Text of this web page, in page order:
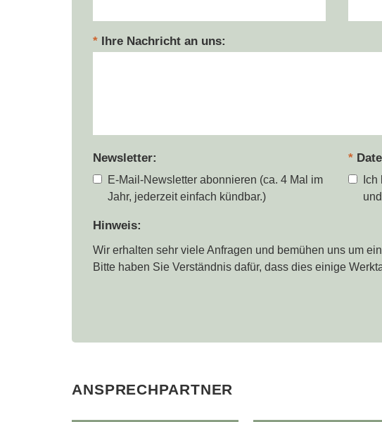
Ihre Nachricht an uns
Newsletter
E-Mail-Newsletter abonnieren (ca. 4 Mal im
Jahr, jederzeit einfach kündbar.)
Hinweis
Wir erhalten sehr viele Anfragen und bemühen uns um
Bitte haben Sie Verständnis dafür, dass dies einige
Ansprechpartner